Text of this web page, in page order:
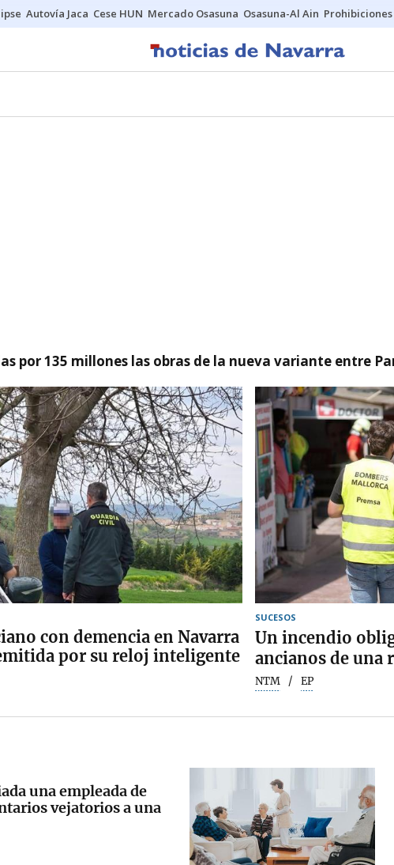
Autovía Jaca Cese HUN Mercado Osasuna Osasuna-Al Ain
por 135 millones las obras de la nueva variante entre
con demencia en Navarra
por su reloj inteligente
SUCESOS
Un incendio
ancianos de una
NTM EP
una empleada de
vejatorios a una